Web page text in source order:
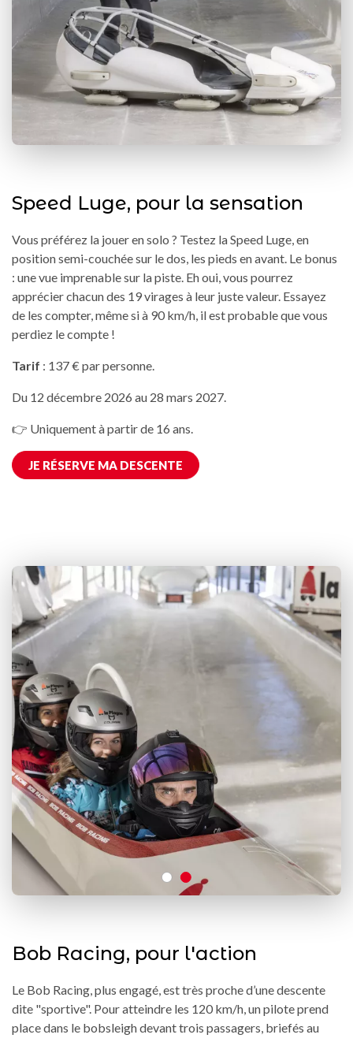
Speed Luge, pour la sensation
Vous préférez la jouer en solo ? Testez la Speed Luge, en
position semi-couchée sur le dos, les pieds en avant. Le bonus
: une vue imprenable sur la piste. Eh oui, vous pourrez
apprécier chacun des 19 virages à leur juste valeur. Essayez
de les compter, même si à 90 km/h, il est probable que vous
perdiez le compte !
Tarif : 137 € par personne.
Du 12 décembre 2026 au 28 mars 2027.
👉 Uniquement à partir de 16 ans.
JE RÉSERVE MA DESCENTE
Bob Racing, pour l'action
Le Bob Racing, plus engagé, est très proche d’une descente
dite "sportive". Pour atteindre les 120 km/h, un pilote prend
place dans le bobsleigh devant trois passagers, briefés au